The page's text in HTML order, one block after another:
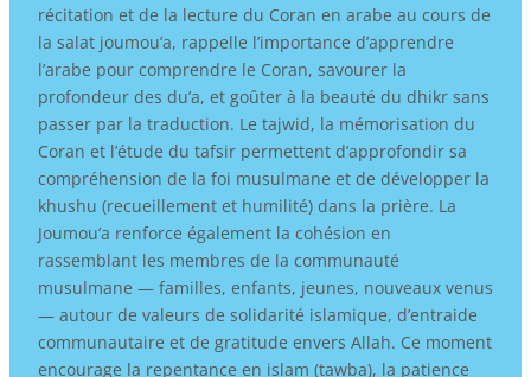
récitation et de la lecture du Coran en arabe au cours de
la salat joumou’a, rappelle l’importance d’apprendre
l’arabe pour comprendre le Coran, savourer la
profondeur des du’a, et goûter à la beauté du dhikr sans
passer par la traduction. Le tajwid, la mémorisation du
Coran et l’étude du tafsir permettent d’approfondir sa
compréhension de la foi musulmane et de développer la
khushu (recueillement et humilité) dans la prière. La
Joumou’a renforce également la cohésion en
rassemblant les membres de la communauté
musulmane — familles, enfants, jeunes, nouveaux venus
— autour de valeurs de solidarité islamique, d’entraide
communautaire et de gratitude envers Allah. Ce moment
encourage la repentance en islam (tawba), la patience